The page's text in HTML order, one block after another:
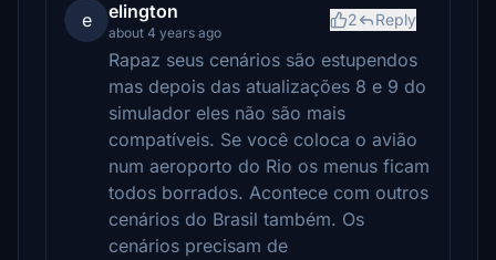
e elington
about 4 years ago
2 Reply
Rapaz seus cenários são estupendos
mas depois das atualizações 8 e 9 do
simulador eles não são mais
compatíveis. Se você coloca o avião
num aeroporto do Rio os menus ficam
todos borrados. Acontece com outros
cenários do Brasil também. Os
cenários precisam de